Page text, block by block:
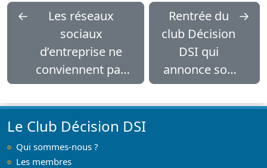
←
Les réseaux
sociaux
d’entreprise ne
conviennent pas
au secteur public
Rentrée du
club Décision
DSI qui
annonce son
agenda
→
Le Club Décision DSI
Qui sommes-nous ?
Les membres